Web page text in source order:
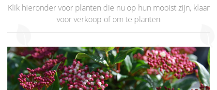
Klik hieronder voor planten die nu op hun mooist zijn, klaar
voor verkoop of om te planten